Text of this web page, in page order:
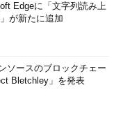
Edgeに「文字列読み上
が新たに追加
ソースのブロックチェー
Bletchley」を発表